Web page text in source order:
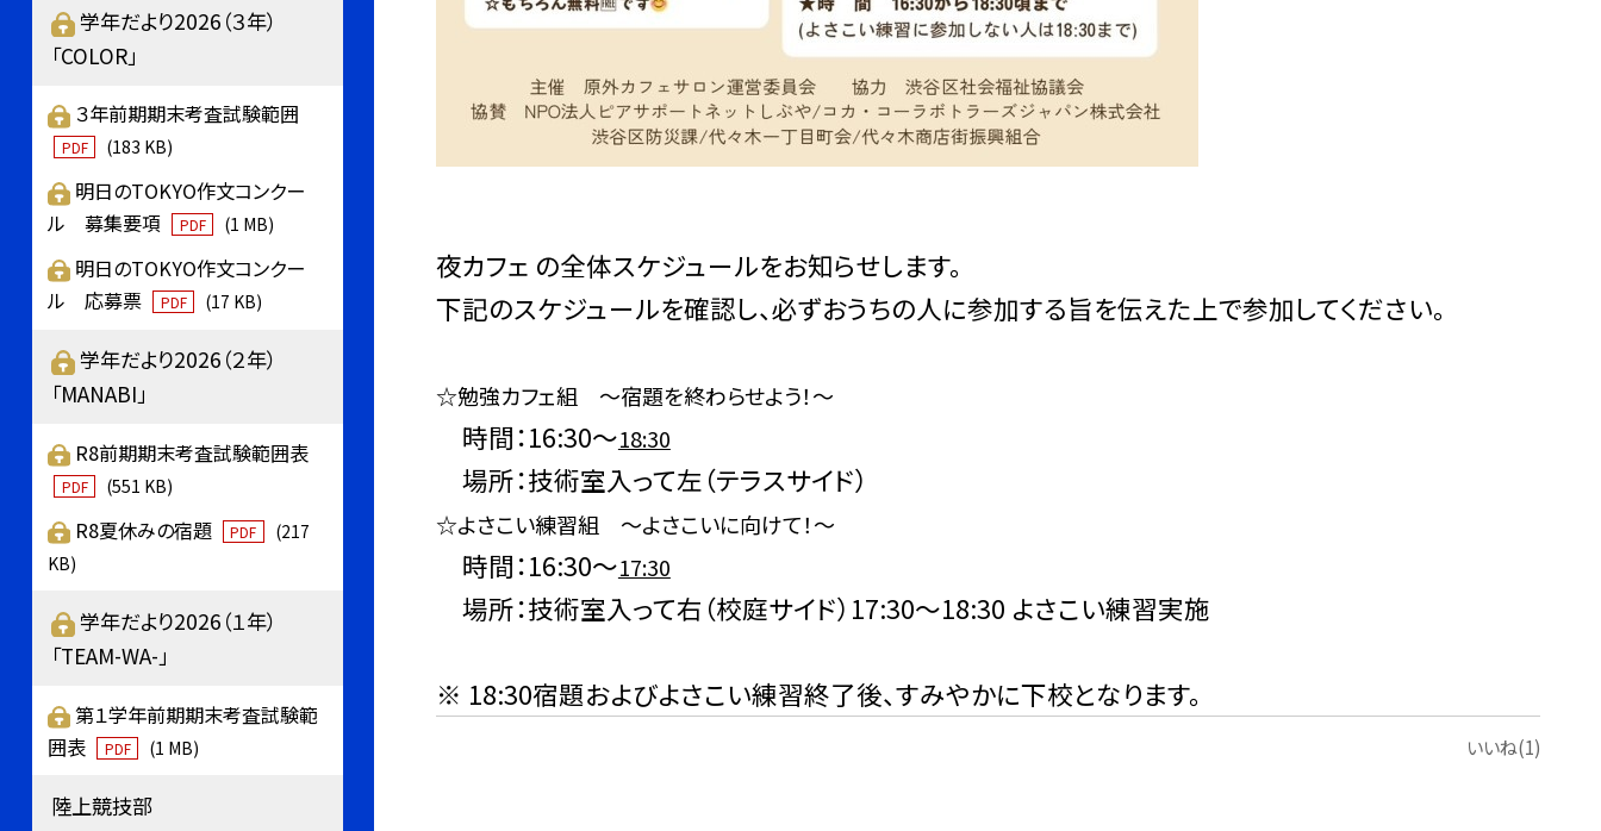
夜カフェ の全体スケジュールをお知らせします。
下記のスケジュールを確認し、必ずおうちの人に参加する旨を伝えた上で参加してください。
☆勉強カフェ組 ～宿題を終わらせよう！～
時間：16:30～18:30
場所：技術室入って左（テラスサイド）
☆よさこい練習組 ～よさこいに向けて！～
時間：16:30～17:30
場所：技術室入って右（校庭サイド）17:30～18:30 よさこい練習実施
※ 18:30宿題およびよさこい練習終了後、すみやかに下校となります。
いいね(1)
学年だより2026（３年）
「COLOR」
３年前期期末考査試験範囲
PDF (183 KB)
明日のTOKYO作文コンクー
ル 募集要項
PDF (1 MB)
明日のTOKYO作文コンクー
ル 応募票
PDF (17 KB)
学年だより2026（２年）
「MANABI」
R8前期期末考査試験範囲表
PDF (551 KB)
R8夏休みの宿題 PDF
(217
KB)
学年だより2026（１年）
「TEAM-WA-」
第１学年前期期末考査試験範
囲表
PDF (1 MB)
陸上競技部